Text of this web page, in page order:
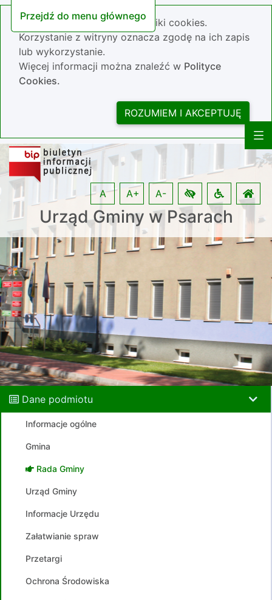
Przejdź do menu głównego
Nasza strona wykorzystuje pliki cookies.
Korzystanie z witryny oznacza zgodę na ich zapis
lub wykorzystanie.
Więcej informacji można znaleźć w Polityce
Cookies.
ROZUMIEM I AKCEPTUJĘ
Urząd Gminy w Psarach
A A+ A-
Dane podmiotu
Informacje ogólne
Gmina
Rada Gminy
Urząd Gminy
Informacje Urzędu
Załatwianie spraw
Przetargi
Ochrona Środowiska